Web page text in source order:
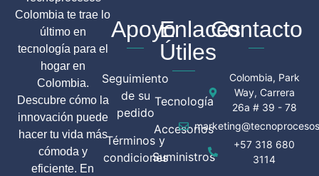
Colombia te trae lo
último en
tecnología para el
hogar en
Colombia.
Descubre cómo la
innovación puede
hacer tu vida más
cómoda y
eficiente. En
Apoyo
Seguimiento
de su
pedido
Términos y
condiciones
Enlaces
Útiles
Tecnología
Accesorios
Suministros
Contacto
Colombia, Park
Way, Carrera
26a # 39 - 78
+57 318 680
3114